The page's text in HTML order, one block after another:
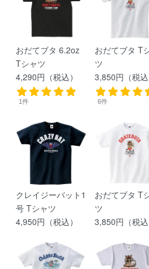
おだてブタ 6.2oz
Tシャツ
4,290円（税込）
1件
おだてブタ T
ツ
3,850円（税込
6件
クレイジーバット1
号 Tシャツ
4,950円（税込）
おだてブタ T
ツ
3,850円（税込